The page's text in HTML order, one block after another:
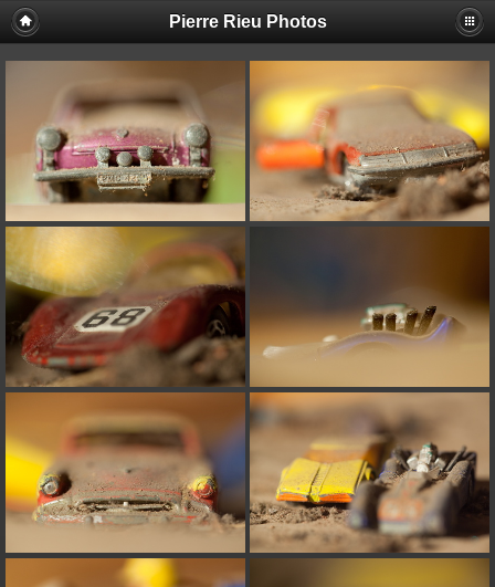
Pierre Rieu Photos